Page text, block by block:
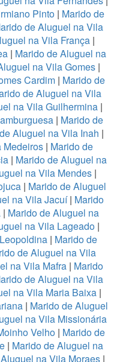
Pinto| Marido de
de Aluguel na Vila
na Vila França |
| Marido de Aluguel na
na Vila Gomes|
Cardim | Marido de
de Aluguel na Vila
na Vila Guilhermina|
| Marido de
Aluguel na Vila Inah |
Medeiros| Marido de
| Marido de Aluguel na
na Vila Mendes |
| Marido de Aluguel
na Vila Jacuí| Marido
| Marido de Aluguel na
na Vila Lageado|
| Marido de
de Aluguel na Vila
na Vila Mafra | Marido
de Aluguel na Vila
na Vila Maria Baixa|
| Marido de Aluguel
na Vila Missionária
Velho| Marido de
| Marido de Aluguel na
na Vila Moraes|